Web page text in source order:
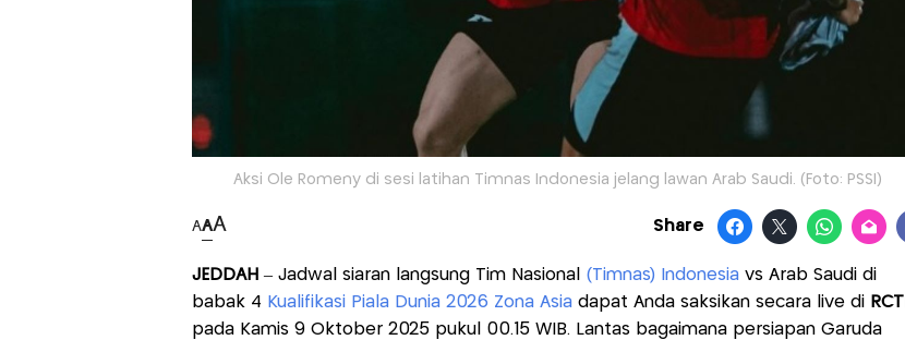
Aksi Ole Romeny di sesi latihan Timnas Indonesia jelang lawan Arab Saudi. (Foto: PSSI)
AAA Share
JEDDAH – Jadwal siaran langsung Tim Nasional (Timnas) Indonesiavs Arab Saudi di
babak 4 Kualifikasi Piala Dunia 2026 Zona Asiadapat Anda saksikan secara live di RCTI
pada Kamis 9 Oktober 2025 pukul 00.15 WIB. Lantas bagaimana persiapan Garuda